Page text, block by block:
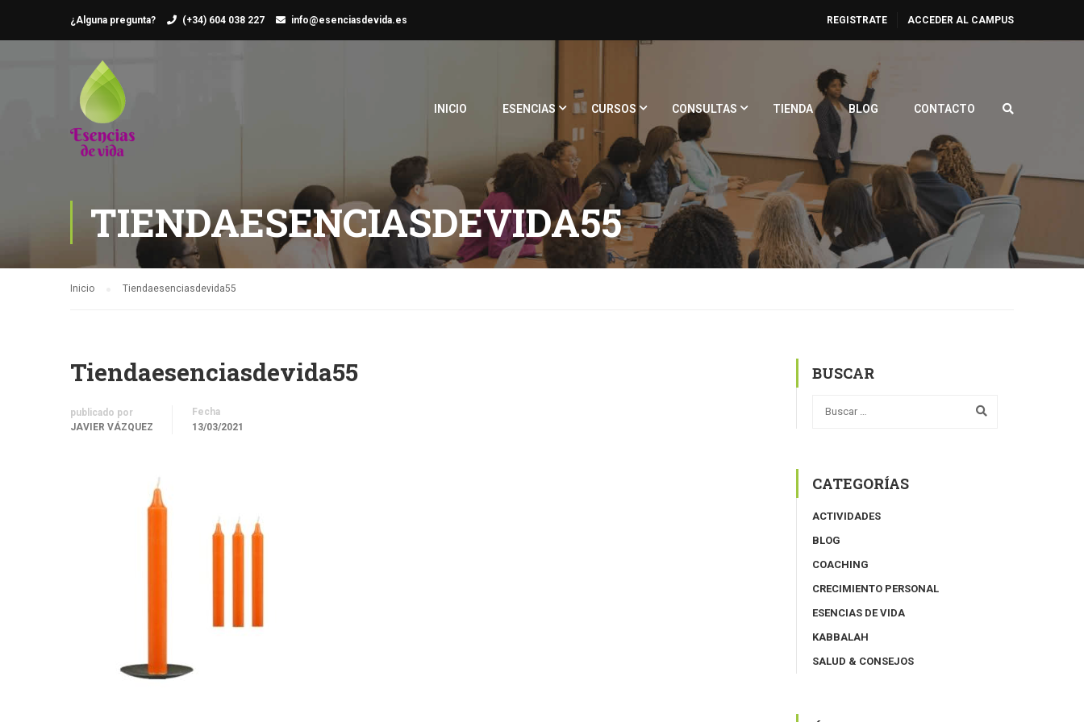
¿Alguna pregunta? (+34) 604 038 227 info@esenciasdevida.es REGISTRATE ACCEDER AL CAMPUS
INICIO ESENCIAS CURSOS CONSULTAS TIENDA BLOG CONTACTO
TIENDAESENCIASDEVIDA55
Inicio Tiendaesenciasdevida55
Tiendaesenciasdevida55
publicado por
JAVIER VÁZQUEZ
Fecha
13/03/2021
BUSCAR
CATEGORÍAS
ACTIVIDADES
BLOG
COACHING
CRECIMIENTO PERSONAL
ESENCIAS DE VIDA
KABBALAH
SALUD & CONSEJOS